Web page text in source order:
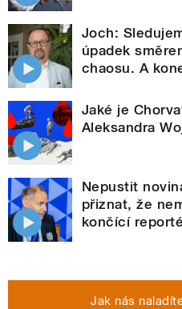
Joch:
úpadek
chaosu. A
Jaké je
Aleksandra
Nepustit
přiznat, že
končící
Jak nás